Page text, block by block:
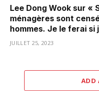
Lee Dong Wook sur «
ménagères sont
hommes. Je le ferai si
JUILLET 25, 2023
ADD